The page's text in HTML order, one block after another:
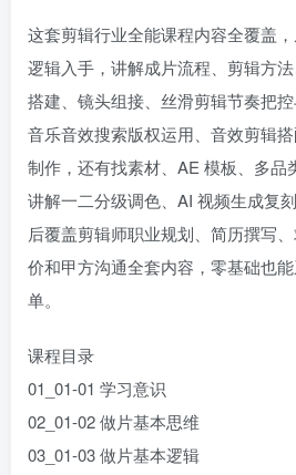
这套剪辑行业全能课程内容全覆盖
逻辑入手，讲解成片流程、剪辑方
搭建、镜头组接、丝滑剪辑节奏把
音乐音效搜索版权运用、音效剪辑
制作，还有找素材、AE 模板、多品
讲解一二分级调色、AI 视频生成复
后覆盖剪辑师职业规划、简历撰写
价和甲方沟通全套内容，零基础也
单。
课程目录
01_01-01 学习意识
02_01-02 做片基本思维
03_01-03 做片基本逻辑